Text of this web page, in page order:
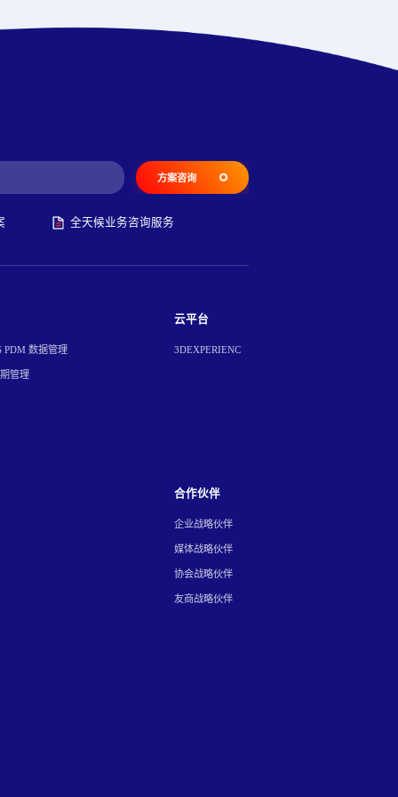
方案咨询
全天候业务咨询服务
PDM 数据管理
管理
云平台
3DEXPERIENC
合作伙伴
企业战略伙伴
媒体战略伙伴
协会战略伙伴
友商战略伙伴